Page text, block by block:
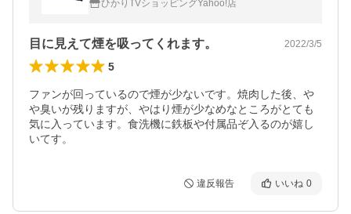
ひかりTVショッピングYahoo!店
目に見えて煙を吸ってくれます。 2022/3/5
5
ファンが回っているので煙が少ないです。焼肉した後、や
や臭いが残りますが、やはり煙が少なめなところがとても
気に入っています。食洗機に鉄板や付属品ぞ入るのが嬉し
いてす。
違反報告 いいね 0